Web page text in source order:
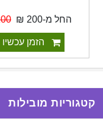
החל מ-200 ₪ 200 ₪
הזמן עכשיו
קטגוריות מובילות